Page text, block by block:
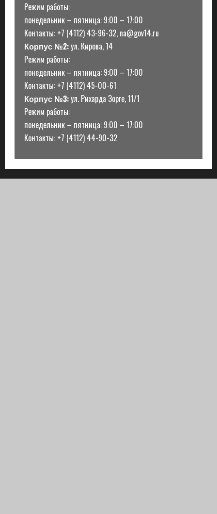
Режим работы:
понедельник – пятница: 9:00 – 17:00
Контакты: +7 (4112) 43-96-32, na@gov14.ru
Корпус №2:ул. Кирова, 14
Режим работы:
понедельник – пятница: 9:00 – 17:00
Контакты: +7 (4112) 45-00-61
Корпус №3:ул. Рихарда Зорге, 11/1
Режим работы:
понедельник – пятница: 9:00 – 17:00
Контакты: +7 (4112) 44-90-32